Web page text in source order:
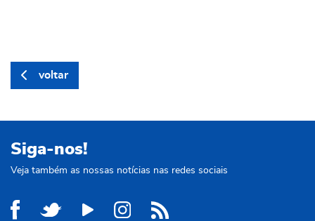
voltar
Siga-nos!
Veja também as nossas notícias nas redes sociais